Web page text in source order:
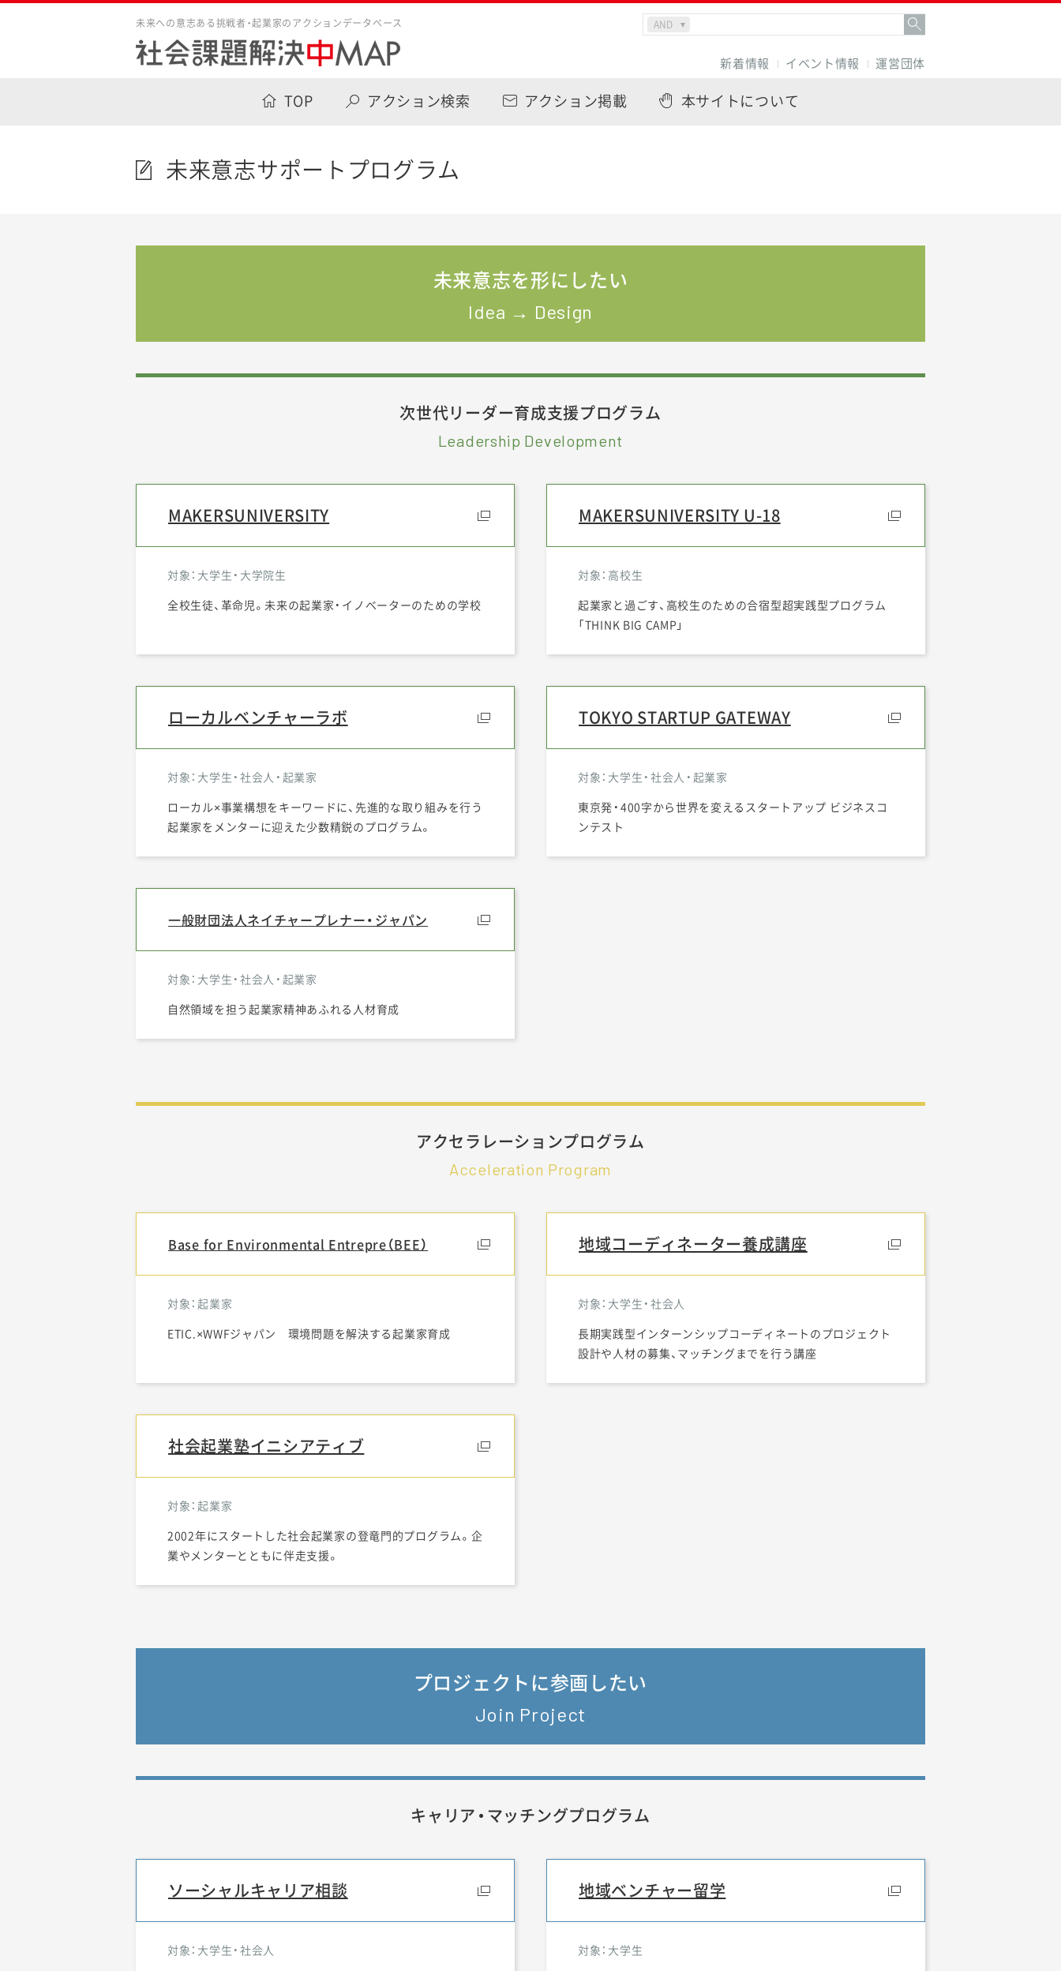
未来への意志ある挑戦者・起業家のアクションデータベース
新着情報 イベント情報 運営団体
TOP アクション検索 アクション掲載 本サイトについて
未来意志サポートプログラム
未来意志を形にしたい
Idea → Design
次世代リーダー育成支援プログラム
Leadership Development
MAKERSUNIVERSITY
対象：大学生・大学院生
全校生徒、革命児。未来の起業家・イノベーターのための学校
MAKERSUNIVERSITY U-18
対象：高校生
起業家と過ごす、高校生のための合宿型超実践型プログラム
「THINK BIG CAMP」
ローカルベンチャーラボ
対象：大学生・社会人・起業家
ローカル×事業構想をキーワードに、先進的な取り組みを行う
起業家をメンターに迎えた少数精鋭のプログラム。
TOKYO STARTUP GATEWAY
対象：大学生・社会人・起業家
東京発・400字から世界を変えるスタートアップ ビジネスコ
ンテスト
一般財団法人ネイチャープレナー・ジャパン
対象：大学生・社会人・起業家
自然領域を担う起業家精神あふれる人材育成
アクセラレーションプログラム
Acceleration Program
Base for Environmental Entrepre（BEE）
対象：起業家
ETIC.×WWFジャパン 環境問題を解決する起業家育成
地域コーディネーター養成講座
対象：大学生・社会人
長期実践型インターンシップコーディネートのプロジェクト
設計や人材の募集、マッチングまでを行う講座
社会起業塾イニシアティブ
対象：起業家
2002年にスタートした社会起業家の登竜門的プログラム。企
業やメンターとともに伴走支援。
プロジェクトに参画したい
Join Project
キャリア・マッチングプログラム
ソーシャルキャリア相談
対象：大学生・社会人
地域ベンチャー留学
対象：大学生